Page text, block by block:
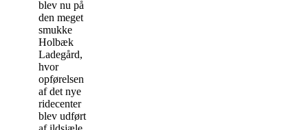
blev nu på
den meget
smukke
Holbæk
Ladegård,
hvor
opførelsen
af det nye
ridecenter
blev udført